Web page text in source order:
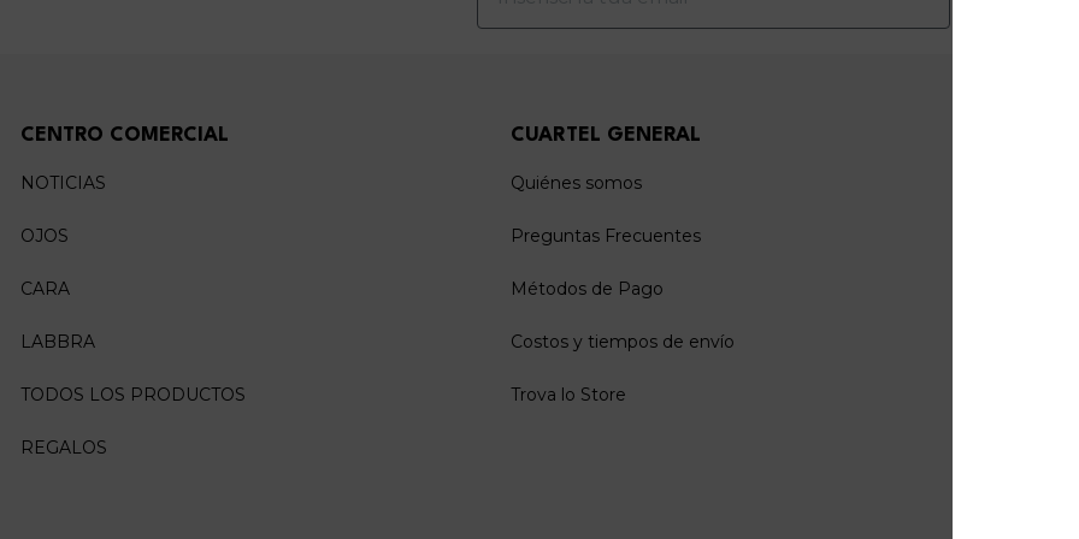
CENTRO COMERCIAL
NOTICIAS
OJOS
CARA
LABBRA
TODOS LOS PRODUCTOS
REGALOS
CUARTEL GENERAL
Quiénes somos
Preguntas Frecuentes
Métodos de Pago
Costos y tiempos de envío
Trova lo Store